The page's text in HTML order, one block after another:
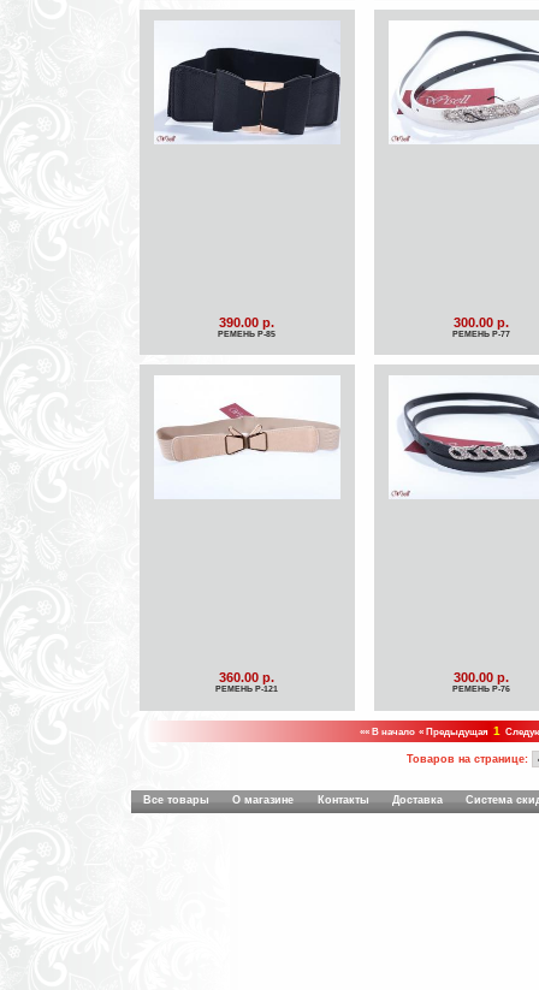
390.00 р.
РЕМЕНЬ Р-85
300.00 р.
РЕМЕНЬ Р-77
360.00 р.
РЕМЕНЬ Р-121
300.00 р.
РЕМЕНЬ Р-76
«« В начало « Предыдущая 1
Товаров на странице:
Все товары О магазине Контакты Доставка Система